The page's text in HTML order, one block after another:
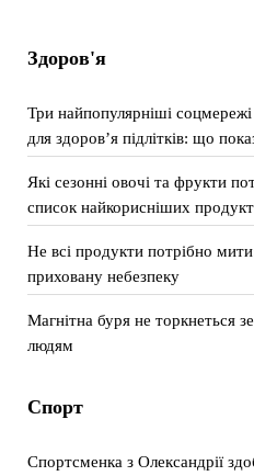
Здоров'я
Три найпопулярніші
для здоров’я підлітків: що
Які сезонні овочі та фрукти
список найкорисніших
Не всі продукти потрібно
приховану небезпеку
Магнітна буря не торкнеться
людям
Спорт
Спортсменка з Олександрії